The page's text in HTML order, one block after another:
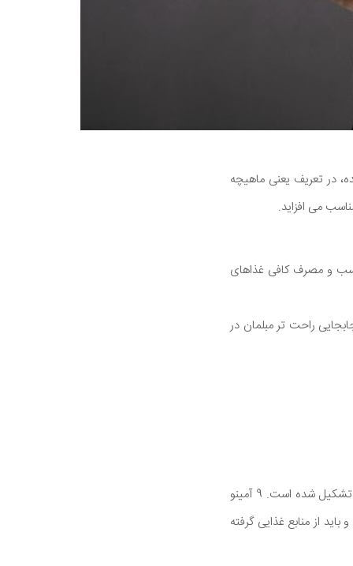
در تعریف یعنی ماهیچه
می افزاید.
و مصرف کافی غذاهای
راحت تر مبلمان در
پروتئین مهمترین ماده مغذی برای ساخت ماهیچه است. پروتئین از مولکول هایی به نام اسیدهای آمینه تشکیل شده است. 9 آمینو
از منابع غذایی گرفته